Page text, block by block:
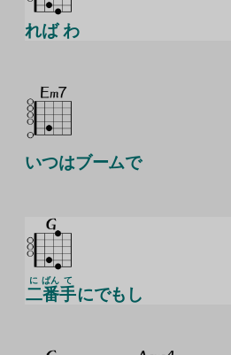
れば わ
いつはブームで
二
に
番
ばん
手
て
にでもし